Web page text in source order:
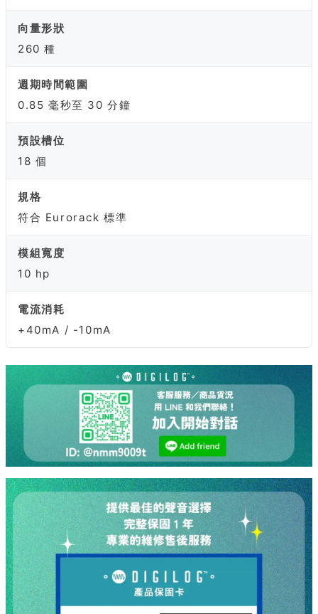
向量形狀
260 種
週期時間範圍
0.85 毫秒至 30 分鐘
預設槽位
18 個
規格
符合 Eurorack 標準
模組寬度
10 hp
電流消耗
+40mA / -10mA